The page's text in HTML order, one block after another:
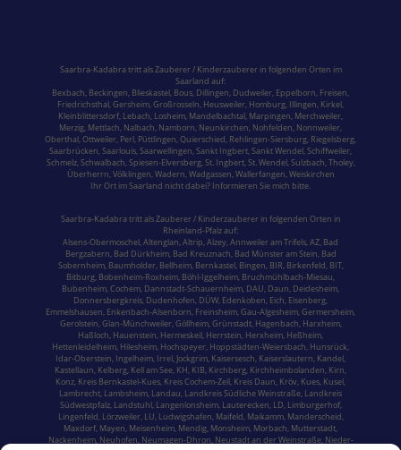
Saarbra-Kadabra tritt als Zauberer / Kinderzauberer in folgenden Orten im
Saarland auf:
Bexbach Beckingen Blieskastel Bous, Dillingen Dudweiler, Eppelborn Freisen
Friedrichsthal Gersheim Großrosseln Heusweiler Homburg, Illingen Kirkel,
Kleinblittersdorf Lebach Losheim Mandelbachtal, Marpingen, Merchweiler
Merzig Mettlach Nalbach Namborn Neunkirchen Nohfelden, Nonnweiler
Oberthal, Ottweiler Perl Püttlingen Quierschied Rehlingen-Siersburg Riegelsberg,
Saarbrücken Saarlouis Saarwellingen Sankt Ingbert Sankt Wendel Schiffweiler
Schmelz, Schwalbach Spiesen-Elversberg, St. Ingbert, St. Wendel, Sulzbach, Tholey,
Überherrn Völklingen Wadern Wadgassen Wallerfangen, Weiskirchen
Ihr Ort im Saarland nicht dabei? Informieren Sie mich bitte.
Saarbra-Kadabra tritt als Zauberer / Kinderzauberer in folgenden Orten in
Rheinland-Pfalzauf:
Alsens-Obermoschel, Altenglan , Altrip, Alzey , Annweiler am Trifels, AZ, Bad
Bergzabern, Bad Dürkheim, Bad Kreuznach Bad Münster am Stein Bad
Sobernheim, Baumholder, Bellheim, Bernkastel, Bingen, BIR, Birkenfeld , BIT,
Bitburg , Bobenheim-Roxheim, Böhl-Iggelheim, Bruchmühlbach-Miesau
Bubenheim, Cochem, Dannstadt-Schauernheim, DAU, Daun, Deidesheim,
Donnersbergkreis , Dudenhofen, DÜW, Edenkoben, Eich, Eisenberg,
Emmelshausen, Enkenbach-Alsenborn , Freinsheim, Gau-Algesheim, Germersheim,
Gerolstein, Glan-Münchweiler, Göllheim, Grünstadt, Hagenbach, Harxheim,
Haßloch, Hauenstein Hermeskeil , Herrstein, Herxheim, Heßheim,
Hettenleidelheim, Hilesheim, Hochspeyer, Hoppstädten-Weiersbach Hunsrück
Idar-Oberstein , Ingelheim, Irrel , Jockgrim, Kaisersesch, Kaiserslautern , Kandel,
Kastellaun, Kelberg, Kell am See, KH, KIB, Kirchberg, Kirchheimbolanden Kirn,
Konz, Kreis Bernkastel-Kues , Kreis Cochem-Zell, Kreis Daun, Kröv, Kues Kusel
Lambrecht, Lambsheim, Landau Landkreis Südliche Weinstraße , Landkreis
Südwestpfalz, Landstuhl, Langenlonsheim, Lauterecken, LD, Limburgerhof,
Lingenfeld, Lörzweiler, LU, Ludwigshafen , Maifeld, Maikamm, Manderscheid,
Maxdorf, Mayen, Meisenheim , Mendig, Monsheim, Morbach Mutterstadt
Nackenheim, Neuhofen, Neumagen-Dhron, Neustadt an der Weinstraße, Nieder-